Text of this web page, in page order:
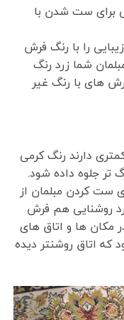
برای ست شدن با
را با رنگ فرش
شما زرد رنگ
های با رنگ غیر
دارند رنگ کرمی
جلوه داده شود.
ست کردن مبلمان از
روشنایی هم فرش
مکان ها و اتاق های
اتاق روشنتر دیده